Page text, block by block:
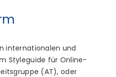
internationalen und
Styleguide für Online-
(AT), oder